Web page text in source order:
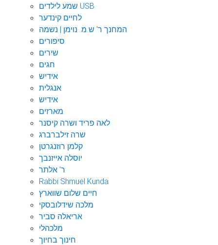
שמע לילדים USB
לחיים קינדער
המחנך ר' ש.מ. נוימן | נשמה
סיפורים
שירים
חגים
אידיש
אנגלית
אידיש
מארזים
לאה פריד ושרה קיסנר
שרה זילברברג
קלמן רוזנגרטן
יוסלה אייזנבך
ר' אלתר
Rabbi Shmuel Kunda
חיים שלום שווארץ
מלכה שידלובסקי
אריאלה סביר
מלכהלי
חינוך בחיוך